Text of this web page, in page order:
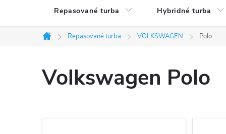
Repasované turba Hybridné turba
Domov
Repasované turba VOLKSWAGEN Polo
Volkswagen Polo